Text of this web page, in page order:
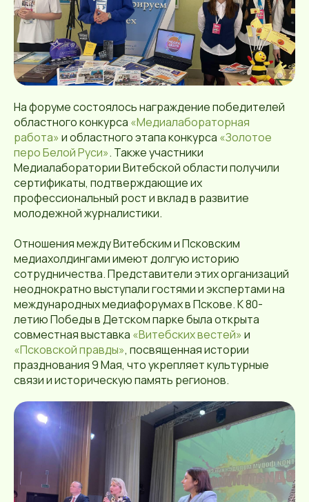
На форуме состоялось награждение победителей
областного конкурса «Медиалабораторная
работа» и областного этапа конкурса «Золотое
перо Белой Руси». Также участники
Медиалаборатории Витебской области получили
сертификаты, подтверждающие их
профессиональный рост и вклад в развитие
молодежной журналистики.
Отношения между Витебским и Псковским
медиахолдингами имеют долгую историю
сотрудничества. Представители этих организаций
неоднократно выступали гостями и экспертами на
международных медиафорумах в Пскове. К 80-
летию Победы в Детском парке была открыта
совместная выставка «Витебских вестей» и
«Псковской правды», посвященная истории
празднования 9 Мая, что укрепляет культурные
связи и историческую память регионов.